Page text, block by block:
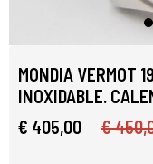
MONDIA VERMOT
INOXIDABLE.
€ 405,00
€